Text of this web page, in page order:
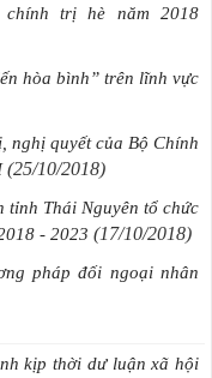
trị hè năm 2018
hòa bình” trên lĩnh vực
nghị quyết của Bộ Chính
(25/10/2018)
tỉnh Thái Nguyên tổ chức
- 2023 (17/10/2018)
pháp đối ngoại nhân
kịp thời dư luận xã hội